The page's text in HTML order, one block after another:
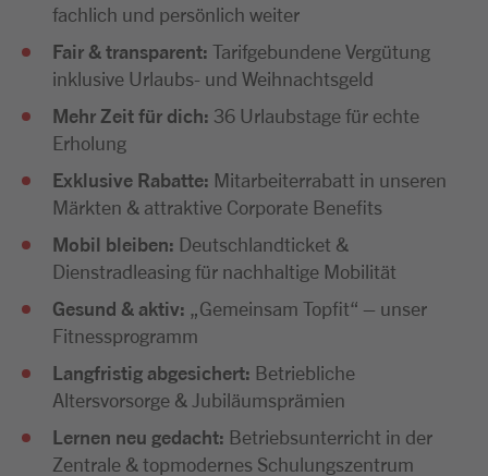
fachlich und persönlich weiter
Fair & transparent: Tarifgebundene Vergütung
inklusive Urlaubs- und Weihnachtsgeld
Mehr Zeit für dich: 36 Urlaubstage für echte
Erholung
Exklusive Rabatte: Mitarbeiterrabatt in unseren
Märkten & attraktive Corporate Benefits
Mobil bleiben: Deutschlandticket &
Dienstradleasing für nachhaltige Mobilität
Gesund & aktiv: „Gemeinsam Topfit“ – unser
Fitnessprogramm
Langfristig abgesichert: Betriebliche
Altersvorsorge & Jubiläumsprämien
Lernen neu gedacht: Betriebsunterricht in der
Zentrale & topmodernes Schulungszentrum